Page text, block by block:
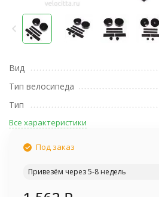
Вид
Тип велосипеда
Тип
Все характеристики
Под заказ
Привезём через 5-8 недель